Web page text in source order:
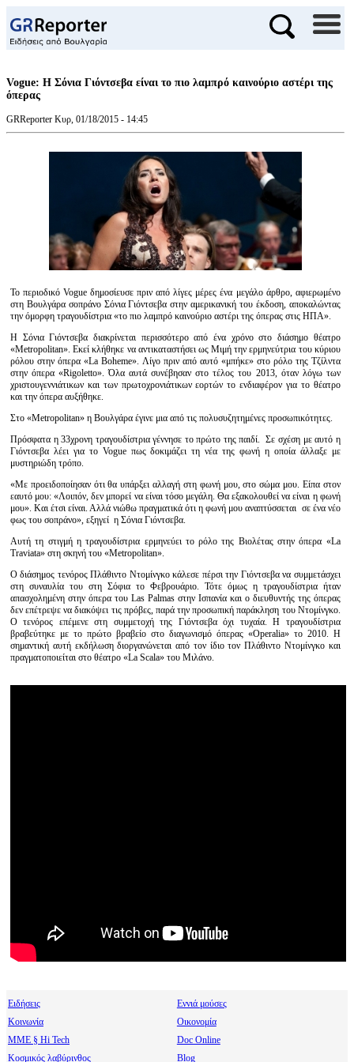
Vogue: Η Σόνια Γιόντσεβα είναι το πιο λαμπρό καινούριο αστέρι της
όπερας
GRReporter Κυρ, 01/18/2015 - 14:45
Το περιοδικό Vogue δημοσίευσε πριν από λίγες μέρες ένα μεγάλο άρθρο, αφιερωμένο
στη Βουλγάρα σοπράνο Σόνια Γιόντσεβα στην αμερικανική του έκδοση, αποκαλώντας
την όμορφη τραγουδίστρια «το πιο λαμπρό καινούριο αστέρι της όπερας στις ΗΠΑ».
Η Σόνια Γιόντσεβα διακρίνεται περισσότερο από ένα χρόνο στο διάσημο θέατρο
«Metropolitan». Εκεί κλήθηκε να αντικαταστήσει ως Μιμή την ερμηνεύτρια του κύριου
ρόλου στην όπερα «La Boheme». Λίγο πριν από αυτό «μπήκε» στο ρόλο της Τζίλντα
στην όπερα «Rigoletto». Όλα αυτά συνέβησαν στο τέλος του 2013, όταν λόγω των
χριστουγεννιάτικων και των πρωτοχρονιάτικων εορτών το ενδιαφέρον για το θέατρο
και την όπερα αυξήθηκε.
Στο «Metropolitan» η Βουλγάρα έγινε μια από τις πολυσυζητημένες προσωπικότητες.
Πρόσφατα η 33χρονη τραγουδίστρια γέννησε το πρώτο της παιδί. Σε σχέση με αυτό η
Γιόντσεβα λέει για το Vogue πως δοκιμάζει τη νέα της φωνή η οποία άλλαξε με
μυστηριώδη τρόπο.
«Με προειδοποίησαν ότι θα υπάρξει αλλαγή στη φωνή μου, στο σώμα μου. Είπα στον
εαυτό μου: «Λοιπόν, δεν μπορεί να είναι τόσο μεγάλη. Θα εξακολουθεί να είναι η φωνή
μου». Και έτσι είναι. Αλλά νιώθω πραγματικά ότι η φωνή μου αναπτύσσεται σε ένα νέο
φως του σοπράνο», εξηγεί η Σόνια Γιόντσεβα.
Αυτή τη στιγμή η τραγουδίστρια ερμηνεύει το ρόλο της Βιολέτας στην όπερα «La
Traviata» στη σκηνή του «Metropolitan».
Ο διάσημος τενόρος Πλάθιντο Ντομίνγκο κάλεσε πέρσι την Γιόντσεβα να συμμετάσχει
στη συναυλία του στη Σόφια το Φεβρουάριο. Τότε όμως η τραγουδίστρια ήταν
απασχολημένη στην όπερα του Las Palmas στην Ισπανία και ο διευθυντής της όπερας
δεν επέτρεψε να διακόψει τις πρόβες, παρά την προσωπική παράκληση του Ντομίνγκο.
Ο τενόρος επέμενε στη συμμετοχή της Γιόντσεβα όχι τυχαία. Η τραγουδίστρια
βραβεύτηκε με το πρώτο βραβείο στο διαγωνισμό όπερας «Operalia» το 2010. Η
σημαντική αυτή εκδήλωση διοργανώνεται από τον ίδιο τον Πλάθιντο Ντομίνγκο και
πραγματοποιείται στο θέατρο «La Scala» του Μιλάνο.
Ειδήσεις
Εννιά μούσες
Κοινωνία
Οικονομία
МΜΕ § Hi Tech
Doc Online
Κοσμικός λαβύρινθος
Blog